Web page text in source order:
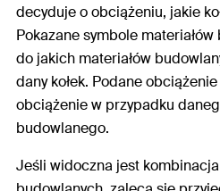
decyduje o obciążeniu, jakie
Pokazane symbole
do jakich materiałów
dany kołek. Podane
obciążenie w przypadku
budowlanego.
Jeśli widoczna jest